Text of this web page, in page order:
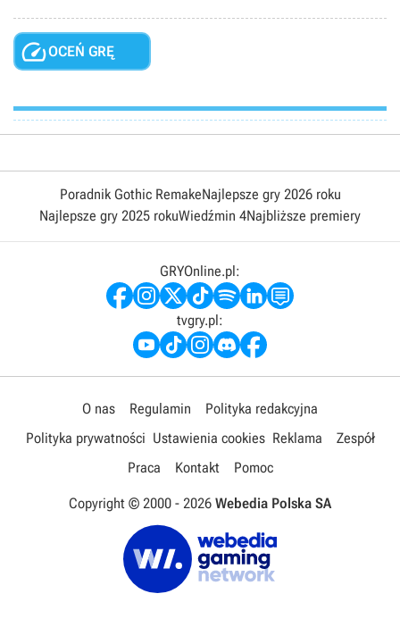
OCEŃ GRĘ
Poradnik Gothic RemakeNajlepsze gry 2026 roku
Najlepsze gry 2025 rokuWiedźmin 4Najbliższe premiery
GRYOnline.pl:
tvgry.pl:
O nas Regulamin
Polityka redakcyjna
Polityka prywatności Ustawienia cookies Reklama
Zespół
Praca
Kontakt Pomoc
Copyright © 2000 - 2026 Webedia Polska SA